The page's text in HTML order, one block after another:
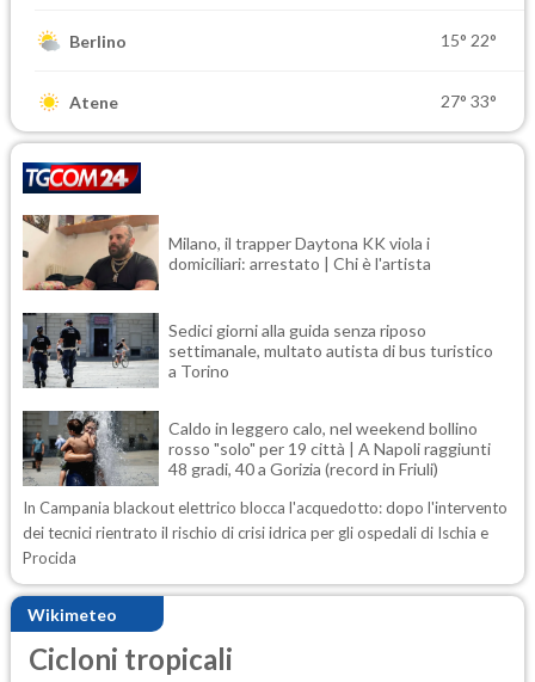
Berlino 15° 22°
Atene 27° 33°
Milano, il trapper Daytona KK viola i
domiciliari: arrestato | Chi è l'artista
Sedici giorni alla guida senza riposo
settimanale, multato autista di bus turistico
a Torino
Caldo in leggero calo, nel weekend bollino
rosso "solo" per 19 città | A Napoli raggiunti
48 gradi, 40 a Gorizia (record in Friuli)
In Campania blackout elettrico blocca l'acquedotto: dopo l'intervento
dei tecnici rientrato il rischio di crisi idrica per gli ospedali di Ischia e
Procida
Wikimeteo
Cicloni tropicali